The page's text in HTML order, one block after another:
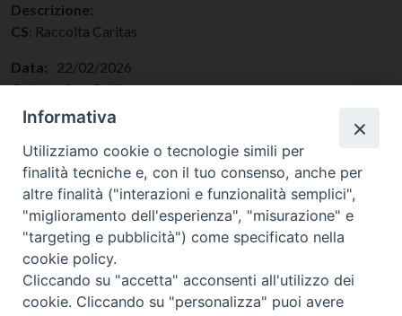
Descrizione:
CS: Raccolta Caritas
Data:
22/02/2026
Categorie: Caritas
Regione: Lazio
Informativa
Utilizziamo cookie o tecnologie simili per
finalità tecniche e, con il tuo consenso, anche per
altre finalità ("interazioni e funzionalità semplici",
"miglioramento dell'esperienza", "misurazione" e
"targeting e pubblicità") come specificato nella
cookie policy.
Cliccando su "accetta" acconsenti all'utilizzo dei
cookie. Cliccando su "personalizza" puoi avere